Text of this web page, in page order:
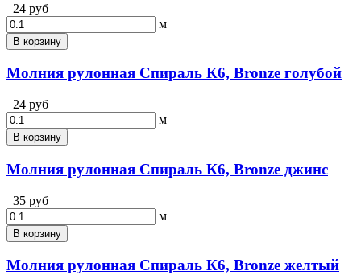
24 руб
м
В корзину
Молния рулонная Спираль К6, Bronze голубой
24 руб
м
В корзину
Молния рулонная Спираль К6, Bronze джинс
35 руб
м
В корзину
Молния рулонная Спираль К6, Bronze желтый